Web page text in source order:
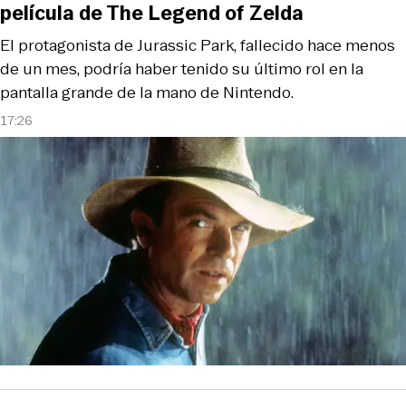
17:26
El protagonista de Jurassic Park, fallecido hace menos
de un mes, podría haber tenido su último rol en la
pantalla grande de la mano de Nintendo.
película de The Legend of Zelda